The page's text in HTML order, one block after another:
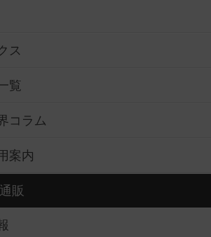
ス
覧
コラム
案内
販